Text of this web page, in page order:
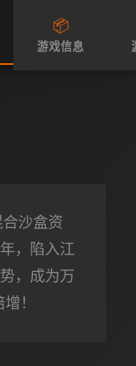
📦
游戏信息
沙盒资
，陷入江
，成为万
！